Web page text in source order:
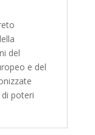
del
e del
di poteri